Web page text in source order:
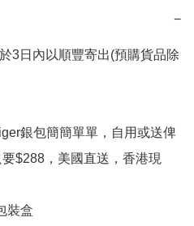
−
3日內以順豐寄出(預購貨品除
銀包簡簡單單，自用或送俾
$288，美國直送，香港現
裝盒